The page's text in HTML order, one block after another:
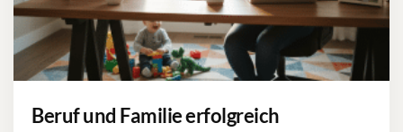
Beruf und Familie erfolgreich